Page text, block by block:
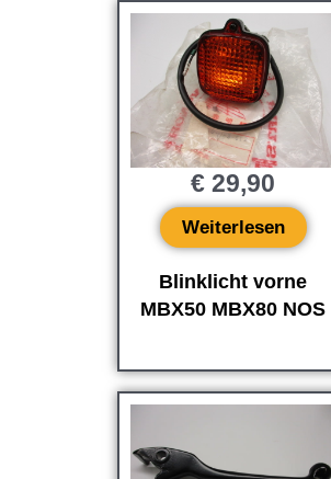
Blinklicht vorne
MBX50 MBX80 NOS
€ 29,90
Weiterlesen